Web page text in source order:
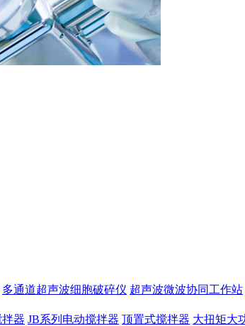
多通道超声波细胞破碎仪 超声波微波协同工作站
器 JB系列电动搅拌器 顶置式搅拌器 大扭矩大